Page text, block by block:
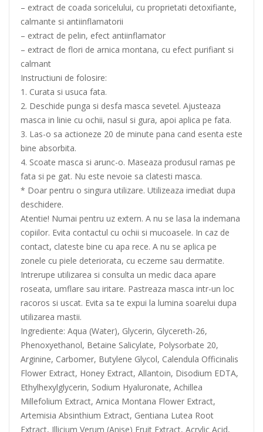
– extract de coada soricelului, cu proprietati detoxifiante,
calmante si antiinflamatorii
– extract de pelin, efect antiinflamator
– extract de flori de arnica montana, cu efect purifiant si
calmant
Instructiuni de folosire:
1. Curata si usuca fata.
2. Deschide punga si desfa masca sevetel. Ajusteaza
masca in linie cu ochii, nasul si gura, apoi aplica pe fata.
3. Las-o sa actioneze 20 de minute pana cand esenta este
bine absorbita.
4. Scoate masca si arunc-o. Maseaza produsul ramas pe
fata si pe gat. Nu este nevoie sa clatesti masca.
* Doar pentru o singura utilizare. Utilizeaza imediat dupa
deschidere.
Atentie! Numai pentru uz extern. A nu se lasa la indemana
copiilor. Evita contactul cu ochii si mucoasele. In caz de
contact, clateste bine cu apa rece. A nu se aplica pe
zonele cu piele deteriorata, cu eczeme sau dermatite.
Intrerupe utilizarea si consulta un medic daca apare
roseata, umflare sau iritare. Pastreaza masca intr-un loc
racoros si uscat. Evita sa te expui la lumina soarelui dupa
utilizarea mastii.
Ingrediente: Aqua (Water), Glycerin, Glycereth-26,
Phenoxyethanol, Betaine Salicylate, Polysorbate 20,
Arginine, Carbomer, Butylene Glycol, Calendula Officinalis
Flower Extract, Honey Extract, Allantoin, Disodium EDTA,
Ethylhexylglycerin, Sodium Hyaluronate, Achillea
Millefolium Extract, Arnica Montana Flower Extract,
Artemisia Absinthium Extract, Gentiana Lutea Root
Extract, Illicium Verum (Anise) Fruit Extract, Acrylic Acid,